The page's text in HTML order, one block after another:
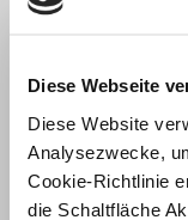
Diese Webseite
Diese Website
Analysezwecke,
Cookie-Richtlinie
die Schaltfläche